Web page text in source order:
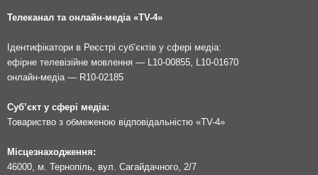
Телеканал та онлайн-медіа «TV-4»
Ідентифікатори в Реєстрі суб’єктів у сфері медіа:
ефірне телевізійне мовлення — L10-00855, L10-01670
онлайн-медіа — R10-02185
Суб’єкт у сфері медіа:
Товариство з обмеженою відповідальністю «TV-4»
Місцезнаходження:
46000, м. Тернопіль, вул. Сагайдачного, 2/7